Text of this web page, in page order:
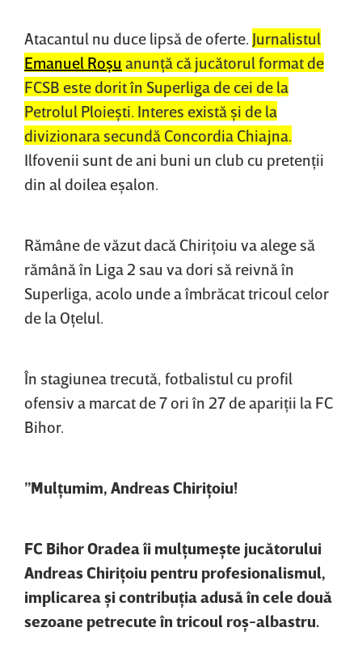
Atacantul nu duce lipsă de oferte. Jurnalistul
Emanuel Roşu anunţă că jucătorul format de
FCSB este dorit în Superliga de cei de la
Petrolul Ploieşti. Interes există şi de la
divizionara secundă Concordia Chiajna.
Ilfovenii sunt de ani buni un club cu pretenţii
din al doilea eşalon.
Rămâne de văzut dacă Chiriţoiu va alege să
rămână în Liga 2 sau va dori să reivnă în
Superliga, acolo unde a îmbrăcat tricoul celor
de la Oţelul.
În stagiunea trecută, fotbalistul cu profil
ofensiv a marcat de 7 ori în 27 de apariţii la FC
Bihor.
”Mulţumim, Andreas Chiriţoiu!
FC Bihor Oradea îi mulţumeşte jucătorului
Andreas Chiriţoiu pentru profesionalismul,
implicarea şi contribuţia adusă în cele două
sezoane petrecute în tricoul roş-albastru.